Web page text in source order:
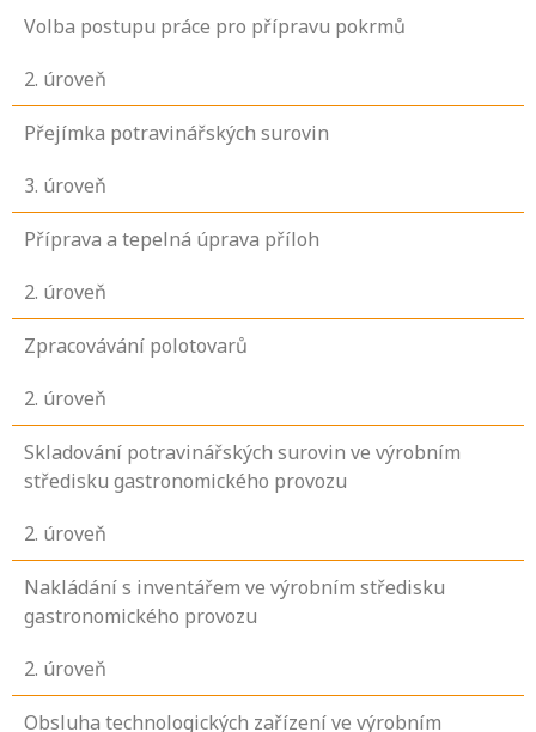
Volba postupu práce pro přípravu pokrmů
2. úroveň
Přejímka potravinářských surovin
3. úroveň
Příprava a tepelná úprava příloh
2. úroveň
Zpracovávání polotovarů
2. úroveň
Skladování potravinářských surovin ve výrobním
středisku gastronomického provozu
2. úroveň
Nakládání s inventářem ve výrobním středisku
gastronomického provozu
2. úroveň
Obsluha technologických zařízení ve výrobním